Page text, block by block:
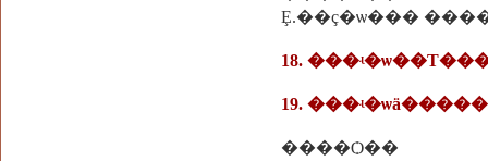
Ȩ.��ç�ѡ���
19.
����Ѻ��